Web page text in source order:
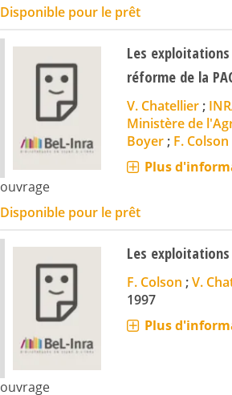
Disponible pour le prêt
ouvrage
Les
réforme de la
V. Chatellier;
Ministère de
Boyer; F. Colson
Plus
Disponible pour le prêt
ouvrage
Les
F. Colson ;V.
1997
Plus